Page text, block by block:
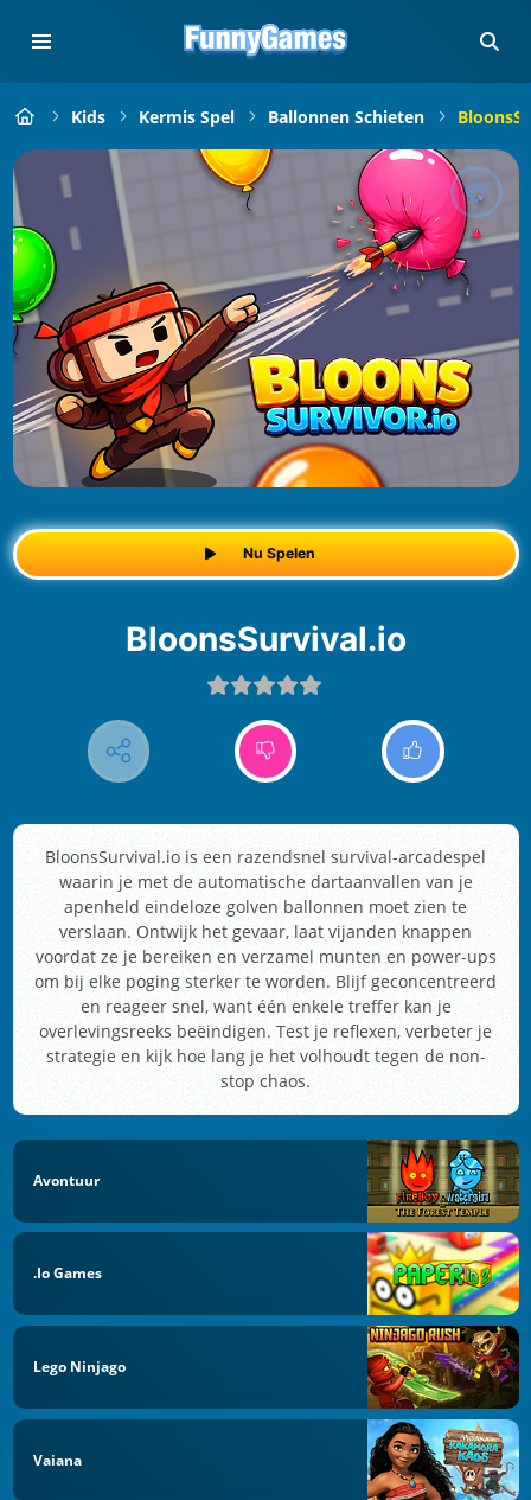
Kids Kermis Spel Ballonnen Schieten
Nu Spelen
BloonsSurvival.io
BloonsSurvival.io is een razendsnel survival-arcadespel
waarin je met de automatische dartaanvallen van je
apenheld eindeloze golven ballonnen moet zien te
verslaan. Ontwijk het gevaar, laat vijanden knappen
voordat ze je bereiken en verzamel munten en power-ups
om bij elke poging sterker te worden. Blijf geconcentreerd
en reageer snel, want één enkele treffer kan je
overlevingsreeks beëindigen. Test je reflexen, verbeter je
strategie en kijk hoe lang je het volhoudt tegen de non-
stop chaos.
Avontuur
.io Games
Lego Ninjago
Vaiana